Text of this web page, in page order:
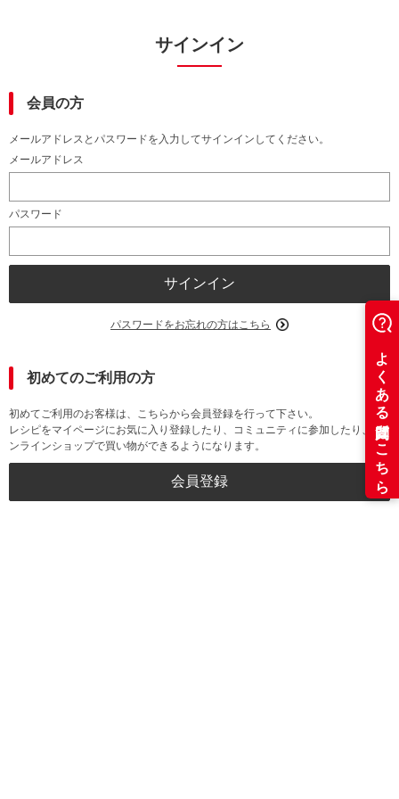
サインイン
会員の方
メールアドレスとパスワードを入力してサインインしてください。
メールアドレス
パスワード
パスワードをお忘れの方はこちら
初めてのご利用の方
初めてご利用のお客様は、こちらから会員登録を行って下さい。
レシピをマイページにお気に入り登録したり、コミュニティに参加したり、オ
ンラインショップで買い物ができるようになります。